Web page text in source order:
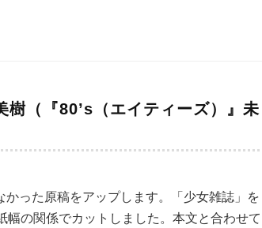
（『80’s（エイティーズ）』未
かった原稿をアップします。「少女雑誌」を
の関係でカットしました。本文と合わせて